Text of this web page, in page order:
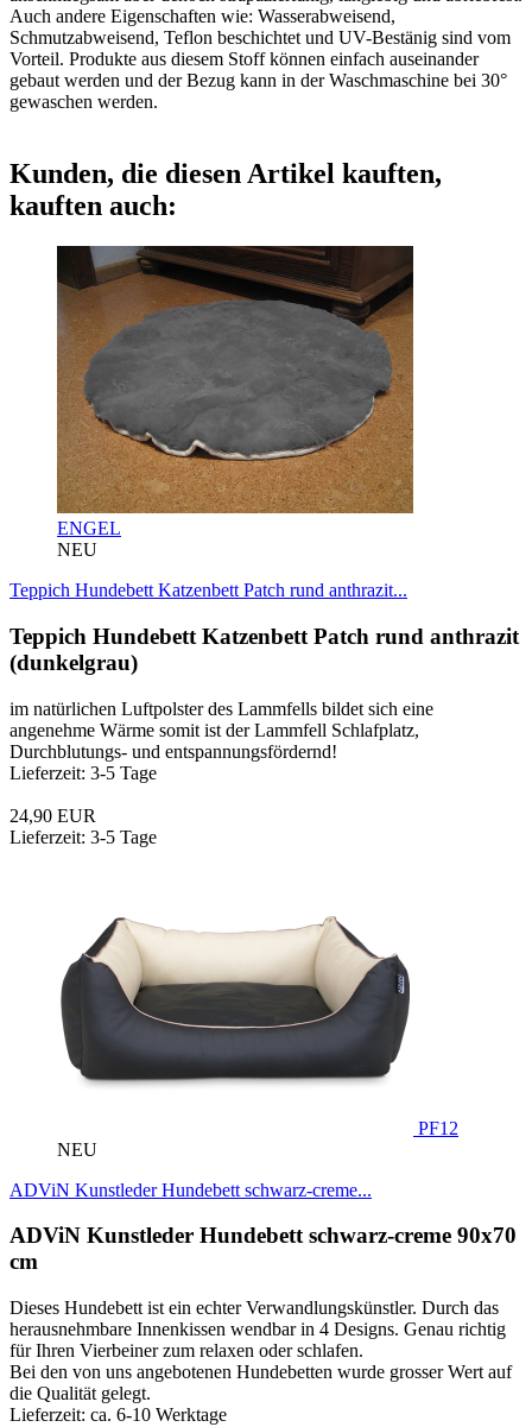
Auch andere Eigenschaften wie: Wasserabweisend,
Schmutzabweisend, Teflon beschichtet und UV-Bestänig sind vom
Vorteil. Produkte aus diesem Stoff können einfach auseinander
gebaut werden und der Bezug kann in der Waschmaschine bei 30°
gewaschen werden.
Kunden, die diesen Artikel kauften,
kauften auch:
ENGEL
NEU
Teppich Hundebett Katzenbett Patch rund anthrazit...
Teppich Hundebett Katzenbett Patch rund anthrazit
(dunkelgrau)
im natürlichen Luftpolster des Lammfells bildet sich eine
angenehme Wärme somit ist der Lammfell Schlafplatz,
Durchblutungs- und entspannungsfördernd!
Lieferzeit: 3-5 Tage
24,90 EUR
Lieferzeit: 3-5 Tage
PF12
NEU
ADViN Kunstleder Hundebett schwarz-creme...
ADViN Kunstleder Hundebett schwarz-creme 90x70
cm
Dieses Hundebett ist ein echter Verwandlungskünstler. Durch das
herausnehmbare Innenkissen wendbar in 4 Designs. Genau richtig
für Ihren Vierbeiner zum relaxen oder schlafen.
Bei den von uns angebotenen Hundebetten wurde grosser Wert auf
die Qualität gelegt.
Lieferzeit: ca. 6-10 Werktage